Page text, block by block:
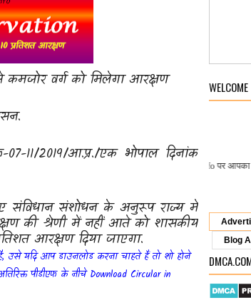
कमजोर वर्ग को मिलेगा आरक्षण
2019/आ.प्र./एक भोपाल दिनांक
संविधान संशोधन के अनुरूप राज्य में
की श्रेणी में नहीं आते को शासकीय
आरक्षण दिया जाएगा.
उसे यदि आप डाउनलोड करना चाहते हैं तो शो होने
पीडीएफ के नीचेDownload Circular in
WELCOME
पर आपका स्वागत है.
Blog